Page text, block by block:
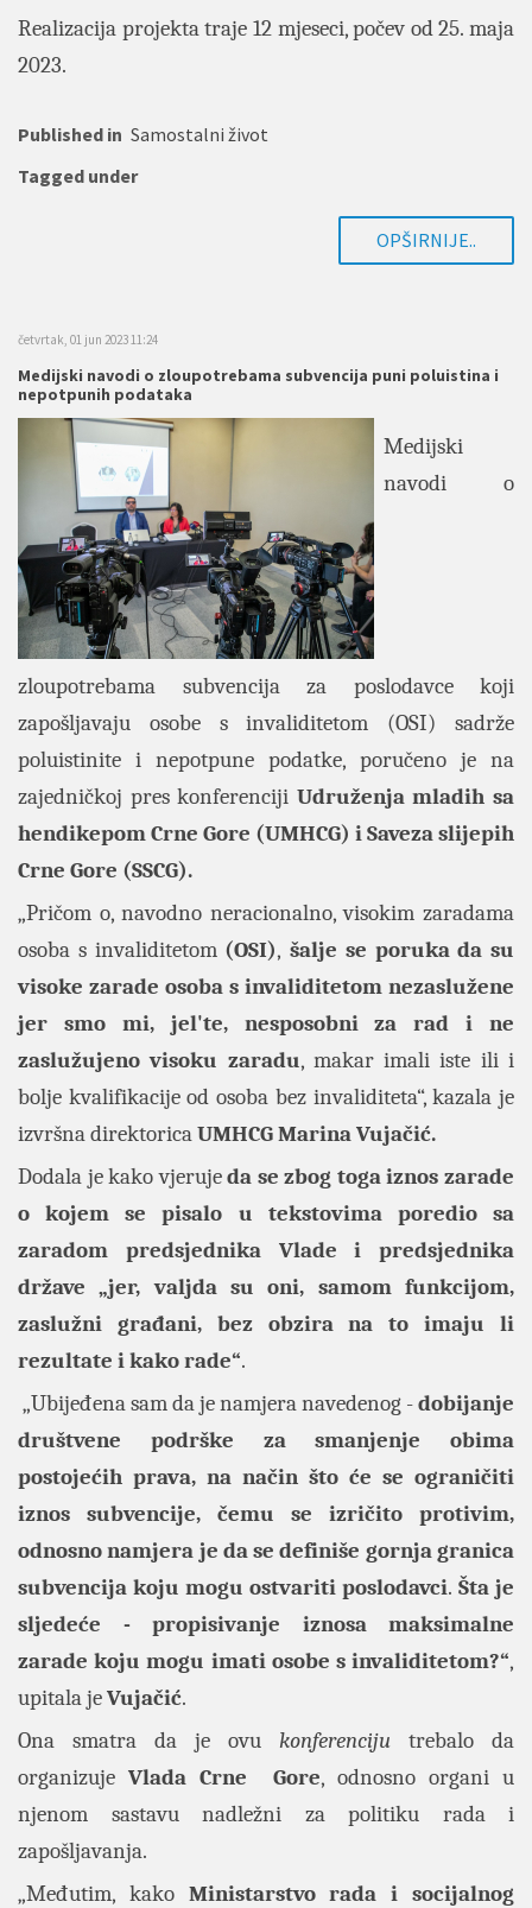
Realizacija projekta traje 12 mjeseci, počev od 25. maja
2023.
Published in Samostalni život
Tagged under
OPŠIRNIJE..
četvrtak, 01 jun 2023 11:24
Medijski navodi o zloupotrebama subvencija puni poluistina i
nepotpunih podataka
Medijski
navodi o
zloupotrebama subvencija za poslodavce koji
zapošljavaju osobe s invaliditetom (OSI) sadrže
poluistinite i nepotpune podatke, poručeno je na
zajedničkoj pres konferenciji Udruženja mladih sa
hendikepom Crne Gore (UMHCG) i Saveza slijepih
Crne Gore (SSCG).
„Pričom o, navodno neracionalno, visokim zaradama
osoba s invaliditetom (OSI), šalje se poruka da su
visoke zarade osoba s invaliditetom nezaslužene
jer smo mi, jel'te, nesposobni za rad i ne
zaslužujeno visoku zaradu, makar imali iste ili i
bolje kvalifikacije od osoba bez invaliditeta“, kazala je
izvršna direktoricaUMHCG Marina Vujačić.
Dodala je kako vjerujeda se zbog toga iznos zarade
o kojem se pisalo u tekstovima poredio sa
zaradom predsjednika Vlade i predsjednika
države „jer, valjda su oni, samom funkcijom,
zaslužni građani, bez obzira na to imaju li
rezultate i kako rade“.
„Ubijeđena sam da je namjera navedenog -dobijanje
društvene podrške za smanjenje obima
postojećih prava, na način što će se ograničiti
iznos subvencije, čemu se izričito protivim,
odnosno namjera je da se definiše gornja granica
subvencija koju mogu ostvariti poslodavci. Šta je
sljedeće - propisivanje iznosa maksimalne
zarade koju mogu imati osobe s invaliditetom?“,
upitala jeVujačić.
Ona smatra da je ovu konferenciju trebalo da
organizuje Vlada Crne Gore, odnosno organi u
njenom sastavu nadležni za politiku rada i
zapošljavanja.
„Međutim, kako Ministarstvo rada i socijalnog